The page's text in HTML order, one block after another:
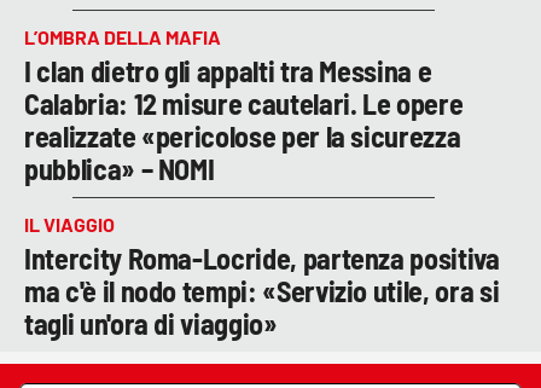
L’OMBRA DELLA MAFIA
I clan dietro gli appalti tra Messina e
Calabria: 12 misure cautelari. Le opere
realizzate «pericolose per la sicurezza
pubblica» – NOMI
IL VIAGGIO
Intercity Roma-Locride, partenza positiva
ma c'è il nodo tempi: «Servizio utile, ora si
tagli un'ora di viaggio»